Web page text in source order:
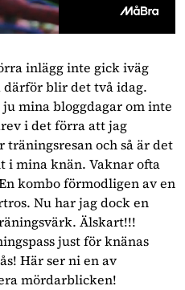
inlägg inte gick iväg
därför blir det två idag.
mina bloggdagar om inte
i det förra att jag
och så är det
i mina knän. Vaknar ofta
kombo förmodligen av en
Nu har jag dock en
Älskart!!!
just för knänas
Här ser ni en av
mördarblicken!